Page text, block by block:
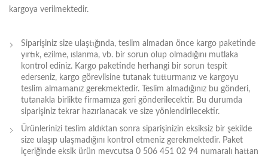
kargoya verilmektedir.
Siparişiniz size ulaştığında, teslim almadan önce kargo paketinde
yırtık, ezilme, ıslanma, vb. bir sorun olup olmadığını mutlaka
kontrol ediniz. Kargo paketinde herhangi bir sorun tespit
ederseniz, kargo görevlisine tutanak tutturmanız ve kargoyu
teslim almamanız gerekmektedir. Teslim almadığınız bu gönderi,
tutanakla birlikte firmamıza geri gönderilecektir. Bu durumda
siparişiniz tekrar hazırlanacak ve size yönlendirilecektir.
Ürünlerinizi teslim aldıktan sonra siparişinizin eksiksiz bir şekilde
size ulaşıp ulaşmadığını kontrol etmeniz gerekmektedir. Paket
içeriğinde eksik ürün mevcutsa 0 506 451 02 94 numaralı hattan